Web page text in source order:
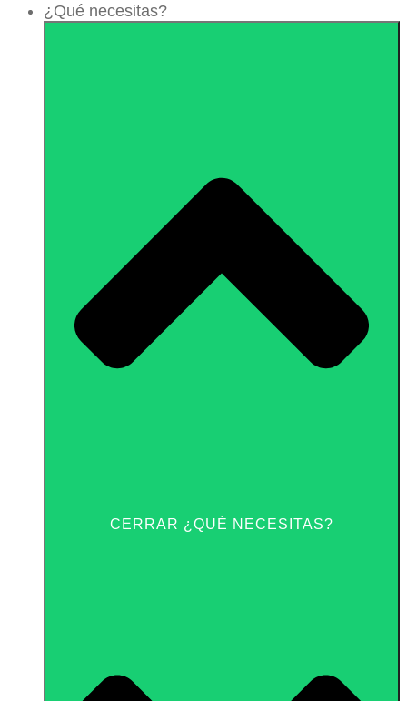
¿Qué necesitas?
CERRAR ¿QUÉ NECESITAS?